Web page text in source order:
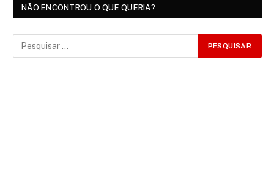
NÃO ENCONTROU O QUE QUERIA?